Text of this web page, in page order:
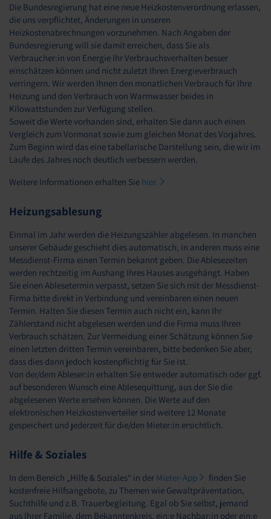
Die Bundesregierung hat eine neue Heizkostenverordnung erlassen,
die uns verpflichtet, Änderungen in unseren
Heizkostenabrechnungen vorzunehmen. Nach Angaben der
Bundesregierung will sie damit erreichen, dass Sie als
Verbraucher:in von Energie Ihr Verbrauchsverhalten besser
einschätzen können und nicht zuletzt Ihren Energieverbrauch
verringern. Wir werden Ihnen den monatlichen Verbrauch für Ihre
Heizung und den Verbrauch von Warmwasser beides in
Kilowattstunden zur Verfügung stellen.
Soweit die Werte vorhanden sind, erhalten Sie dann auch einen
Vergleich zum Vormonat sowie zum gleichen Monat des Vorjahres.
Zum Beginn wird das eine tabellarische Darstellung sein, die wir im
Laufe des Jahres noch deutlich verbessern werden.
Weitere Informationen erhalten Sie hier.
Heizungsablesung
Einmal im Jahr werden die Heizungszähler abgelesen. In manchen
unserer Gebäude geschieht dies automatisch, in anderen muss eine
Messdienst-Firma einen Termin bekannt geben. Die Ablesezeiten
werden rechtzeitig im Aushang Ihres Hauses ausgehängt. Haben
Sie einen Ablesetermin verpasst, setzen Sie sich mit der Messdienst-
Firma bitte direkt in Verbindung und vereinbaren einen neuen
Termin. Halten Sie diesen Termin auch nicht ein, kann Ihr
Zählerstand nicht abgelesen werden und die Firma muss Ihren
Verbrauch schätzen. Zur Vermeidung einer Schätzung können Sie
einen letzten dritten Termin vereinbaren, bitte bedenken Sie aber,
dass dies dann jedoch kostenpflichtig für Sie ist.
Von der/dem Ableser:in erhalten Sie entweder automatisch oder ggf.
auf besonderen Wunsch eine Ablesequittung, aus der Sie die
abgelesenen Werte ersehen können. Die Werte auf den
elektronischen Heizkostenverteiler sind weitere 12 Monate
gespeichert und jederzeit für die/den Mieter:in ersichtlich.
Hilfe & Soziales
In dem Bereich „Hilfe & Soziales“ in der Mieter-App
finden Sie
kostenfreie Hilfsangebote, zu Themen wie Gewaltpräventation,
Suchthilfe und z.B. Trauerbegleitung. Egal ob Sie selbst, jemand
aus Ihrer Familie, dem Bekanntenkreis, ein:e Nachbar:in oder ein:e